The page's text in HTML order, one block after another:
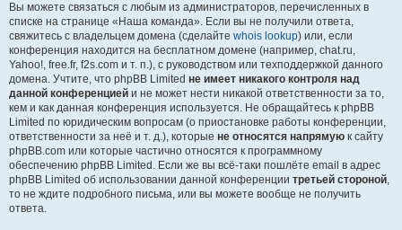
Вы можете связаться с любым из администраторов, перечисленных в
списке на странице «Наша команда». Если вы не получили ответа,
свяжитесь с владельцем домена (сделайте whois lookup) или, если
конференция находится на бесплатном домене (например, chat.ru,
Yahoo!, free.fr, f2s.com и т. п.), с руководством или техподдержкой данного
домена. Учтите, что phpBB Limited не имеет никакого контроля над
данной конференцией и не может нести никакой ответственности за то,
кем и как данная конференция используется. Не обращайтесь к phpBB
Limited по юридическим вопросам (о приостановке работы конференции,
ответственности за неё и т. д.), которые не относятся напрямую к сайту
phpBB.com или которые частично относятся к программному
обеспечению phpBB Limited. Если же вы всё-таки пошлёте email в адрес
phpBB Limited об использовании данной конференции третьей стороной,
то не ждите подробного письма, или вы можете вообще не получить
ответа.